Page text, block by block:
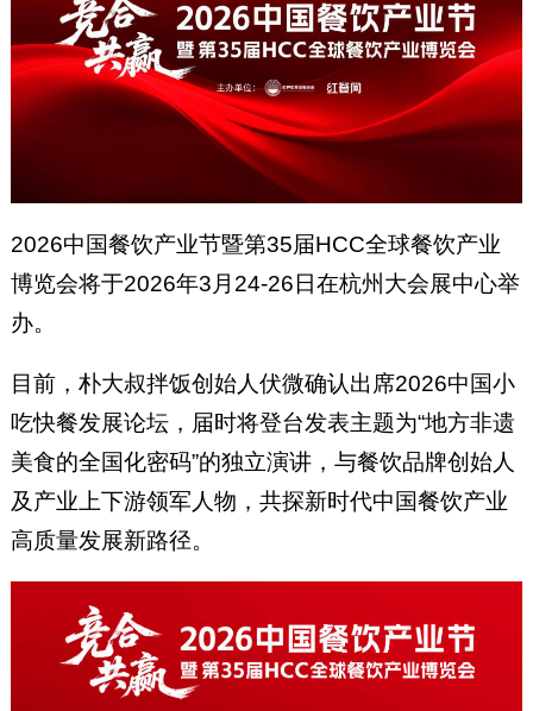
2026中国餐饮产业节暨第35届HCC全球餐饮产业
博览会将于2026年3月24-26日在杭州大会展中心举
办。
目前，朴大叔拌饭创始人伏微确认出席2026中国小
吃快餐发展论坛，届时将登台发表主题为“地方非遗
美食的全国化密码”的独立演讲，与餐饮品牌创始人
及产业上下游领军人物，共探新时代中国餐饮产业
高质量发展新路径。